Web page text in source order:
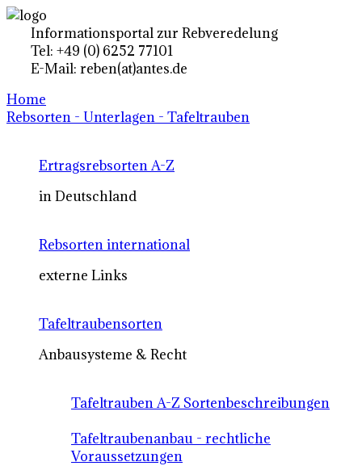
Informationsportal zur Rebveredelung
Tel: +49 (0) 6252 77101
E-Mail: reben(at)antes.de
Home
Rebsorten - Unterlagen - Tafeltrauben
Ertragsrebsorten A-Z
in Deutschland
Rebsorten international
externe Links
Tafeltraubensorten
Anbausysteme & Recht
Tafeltrauben A-Z Sortenbeschreibungen
Tafeltraubenanbau - rechtliche
Voraussetzungen